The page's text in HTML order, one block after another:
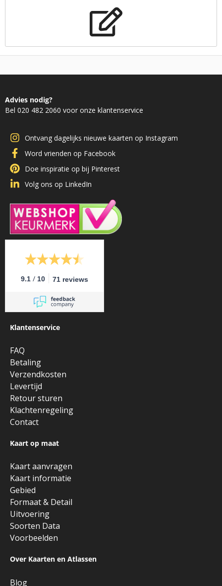
Advies nodig?
Bel 020 482 2060 voor onze klantenservice
Ontvang dagelijks nieuwe kaarten op Instagram
Word vrienden op Facebook
Doe inspiratie op bij Pinterest
Volg ons op LinkedIn
9.1 / 10 71 reviews
Klantenservice
FAQ
Betaling
Verzendkosten
Levertijd
Retour sturen
Klachtenregeling
Contact
Kaart op maat
Kaart aanvragen
Kaart informatie
Gebied
Formaat & Detail
Uitvoering
Soorten Data
Voorbeelden
Over Kaarten en Atlassen
Blog